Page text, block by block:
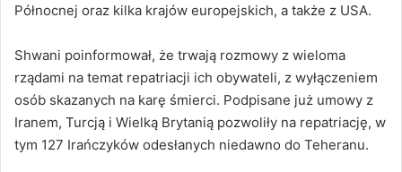
Północnej oraz kilka krajów europejskich, a także z USA.
Shwani poinformował, że trwają rozmowy z wieloma
rządami na temat repatriacji ich obywateli, z wyłączeniem
osób skazanych na karę śmierci. Podpisane już umowy z
Iranem, Turcją i Wielką Brytanią pozwoliły na repatriację, w
tym 127 Irańczyków odesłanych niedawno do Teheranu.